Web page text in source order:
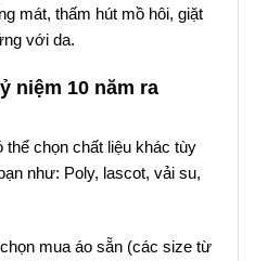
mát, thấm hút mồ hôi, giặt
với da.
niệm 10 năm ra
thể chọn chất liệu khác tùy
như: Poly, lascot, vải su,
mua áo sẵn (các size từ